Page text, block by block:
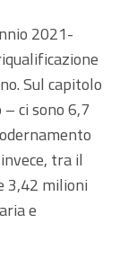
2021-
Sul capitolo
ci sono 6,7
tra il
3,42 milioni
e